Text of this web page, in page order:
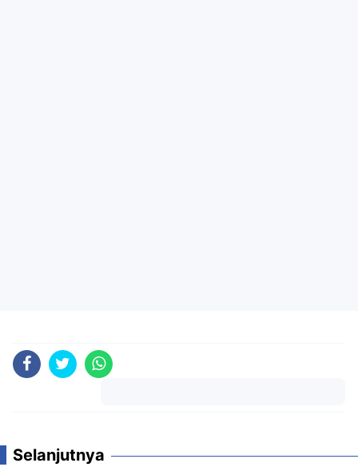
Selanjutnya